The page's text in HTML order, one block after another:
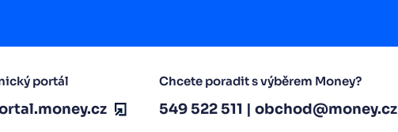
portál Chcete poradit s výběrem Money?
549 522 511 | obchod@money.cz